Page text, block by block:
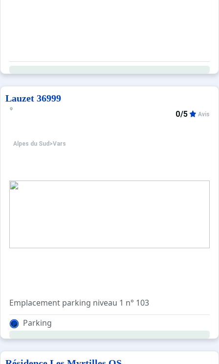
Lauzet 36999
Alpes du Sud >Vars
0/5 Avis
Emplacement parking niveau 1 n° 103
Parking